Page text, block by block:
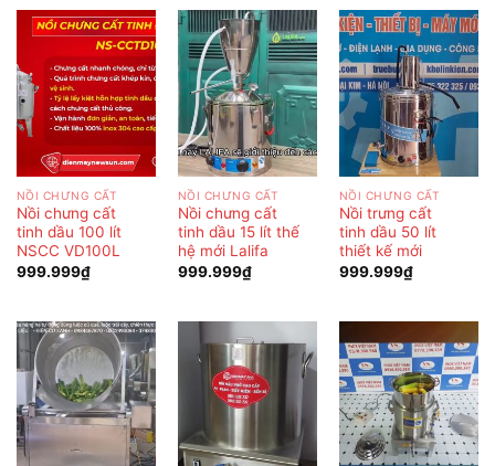
NỒI CHƯNG CẤT
Nồi chưng cất
tinh dầu 100 lít
NSCC VD100L
999.999₫
NỒI CHƯNG CẤT
Nồi chưng cất
tinh dầu 15 lít thế
hệ mới Lalifa
999.999₫
NỒI CHƯNG CẤT
Nồi trưng cất
tinh dầu 50 lít
thiết kế mới
999.999₫